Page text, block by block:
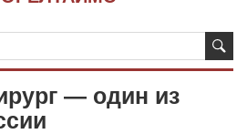
— один из